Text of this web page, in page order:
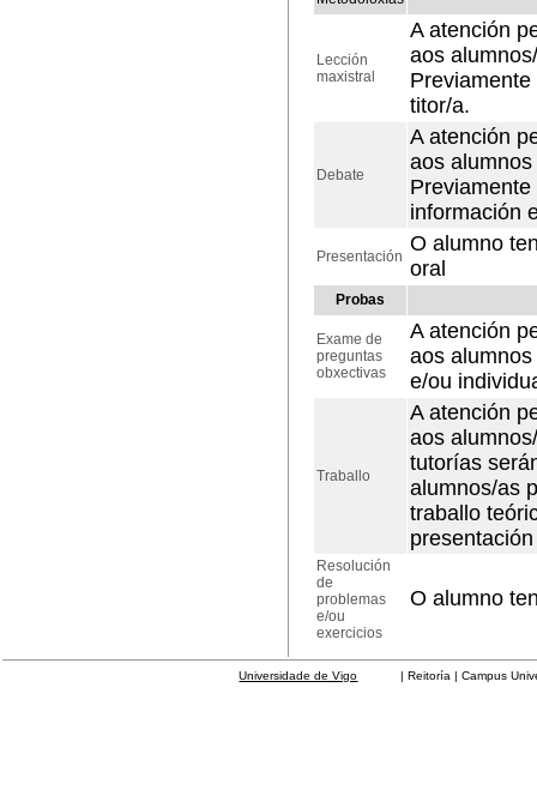
Lección
maxistral
A atención
aos
titor/a.
Debate
A atención
aos
información
Presentación
O alumno
oral
Probas
Exame de
preguntas
obxectivas
A atención
aos
e/ou
Traballo
A atención
aos
tutorías
alumnos/as
traballo
Resolución
de
problemas
e/ou
exercicios
O alumno
Universidade de Vigo | Reitoría | Campus